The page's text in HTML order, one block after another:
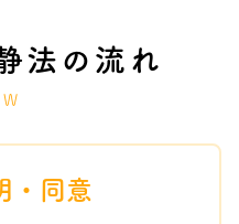
法の流れ
・同意